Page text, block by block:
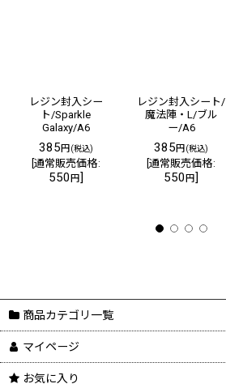
レジン封入シー
ト/Sparkle
Galaxy/A6
385円(税込)
通常販売価格:
550円]
レジン封入シート/
魔法陣・L/ブル
ー/A6
385円(税込)
[通常販売価格:
550円]
商品カテゴリ一覧
マイページ
お気に入り